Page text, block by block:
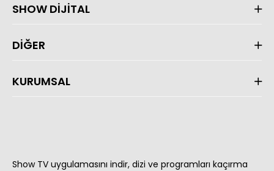
SHOW DİJİTAL
DİĞER
KURUMSAL
Show TV uygulamasını indir, dizi ve programları kaçırma